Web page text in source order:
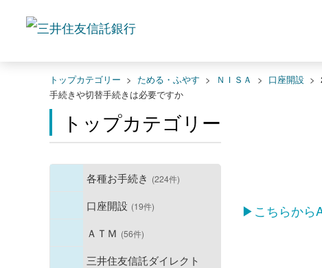
トップカテゴリー > ためる・ふやす > ＮＩＳＡ > 口座開設 >
手続きや切替手続きは必要ですか
トップカテゴリー
各種お手続き (224件)
口座開設 (19件)
ＡＴＭ (56件)
三井住友信託ダイレクト
▶こちらから